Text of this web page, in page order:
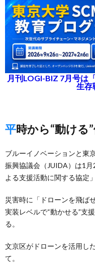
月刊LOGI-BIZ 7月号は
生存
平時から“動け
ブルーイノベーションと東
振興協議会（JUIDA）は1
よる支援活動に関する協定
災害時に「ドローンを飛ば
実装レベルで“動かせる”支
る。
文京区がドローンを活用し
て。